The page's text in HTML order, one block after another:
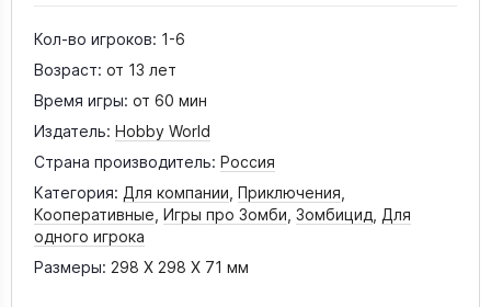
Кол-во игроков: 1-6
Возраст: от 13 лет
Время игры: от 60 мин
Издатель: Hobby World
Страна производитель: Россия
Категория: Для компании Приключения
Кооперативные Игры про Зомби Зомбицид Для
одного игрока
Размеры: 298 X 298 X 71 мм